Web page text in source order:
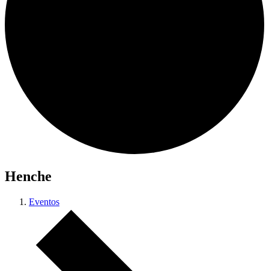
Henche
Eventos